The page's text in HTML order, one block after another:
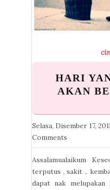
HARI
AKAN
Selasa, Disember 17,
Comments
Assalamualaikum
terputus , sakit ..
dapat nak